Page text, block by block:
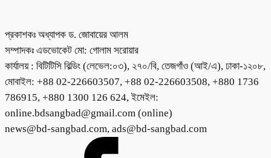
প্রকাশকঃ অধ্যাপক ড. জোবায়ের আলম
সম্পাদকঃ এডভোকেট মো: গোলাম সরোয়ার
কার্যালয় : বিটিটিসি বিল্ডিং (লেভেল:০৩), ২৭০/বি, তেজগাঁও (আই/এ), ঢাকা-১২০৮,
মোবাইল: +88 02-226603507, +88 02-226603508, +880 1736
786915, +880 1300 126 624, ইমেইল:
online.bdsangbad@gmail.com (online)
news@bd-sangbad.com, ads@bd-sangbad.com